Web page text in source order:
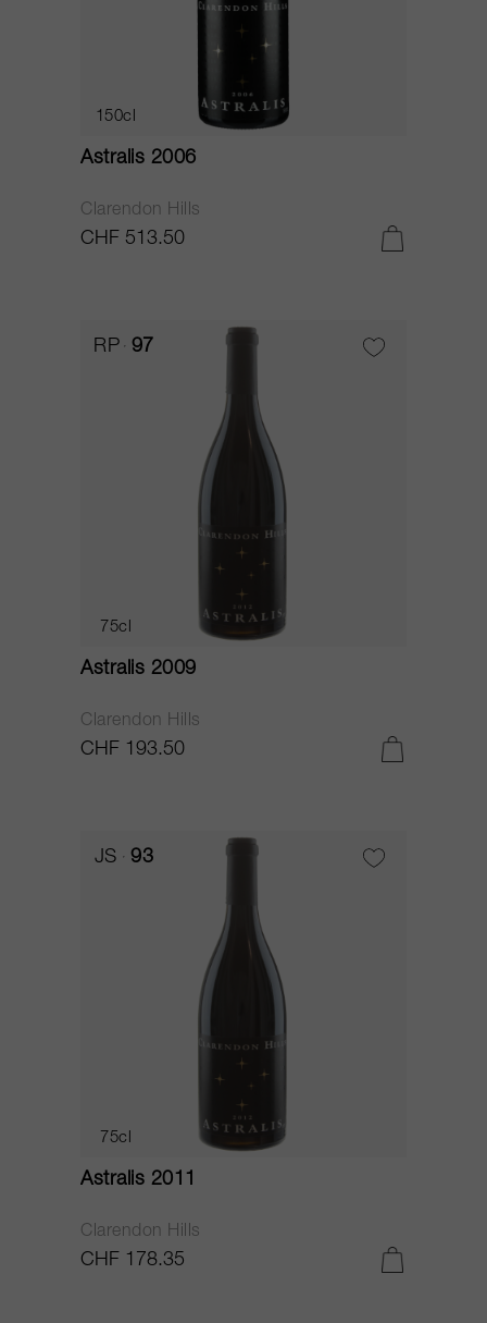
150cl
Astralis 2006
Clarendon Hills
CHF 513.50
RP 97
75cl
Astralis 2009
Clarendon Hills
CHF 193.50
JS 93
75cl
Astralis 2011
Clarendon Hills
CHF 178.35